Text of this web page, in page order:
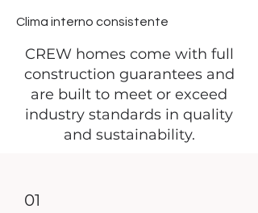
Clima interno consistente
CREW homes come with full
construction guarantees and
are built to meet or exceed
industry standards in quality
and sustainability.
01